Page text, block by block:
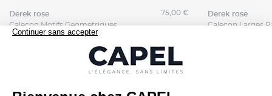
derek rose
Calecon Motifs Geometriques Derek Rose Grande Taille
75,00 € derek rose
Nos clients aiment aussi